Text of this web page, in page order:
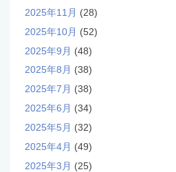
2025年11月 (28)
2025年10月 (52)
2025年9月 (48)
2025年8月 (38)
2025年7月 (38)
2025年6月 (34)
2025年5月 (32)
2025年4月 (49)
2025年3月 (25)